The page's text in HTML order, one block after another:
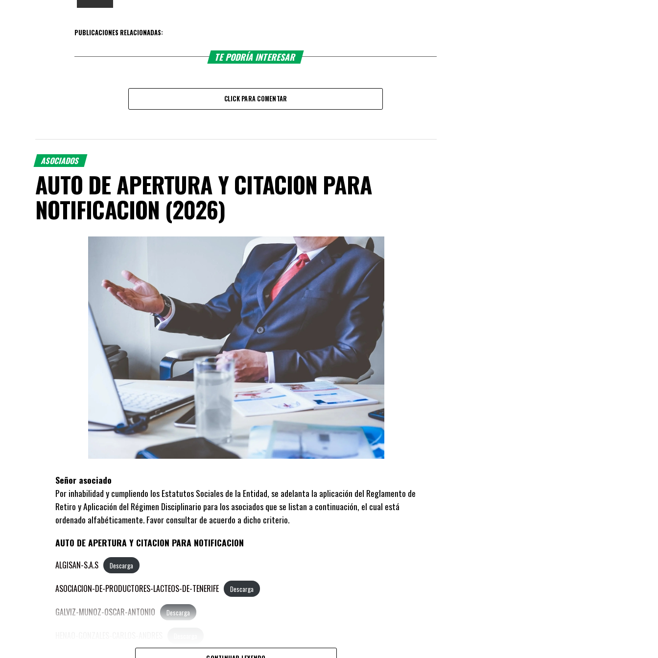
PUBLICACIONES RELACIONADAS:
TE PODRÍA INTERESAR
CLICK PARA COMENTAR
ASOCIADOS
AUTO DE APERTURA Y CITACION PARA
NOTIFICACION (2026)
Señor asociado
Por inhabilidad y cumpliendo los Estatutos Sociales de la Entidad, se adelanta la aplicación del Reglamento de
Retiro y Aplicación del Régimen Disciplinario para los asociados que se listan a continuación, el cual está
ordenado alfabéticamente. Favor consultar de acuerdo a dicho criterio.
AUTO DE APERTURA Y CITACION PARA NOTIFICACION
ALGISAN-S.A.S Descarga
ASOCIACION-DE-PRODUCTORES-LACTEOS-DE-TENERIFE Descarga
GALVIZ-MUNOZ-OSCAR-ANTONIO Descarga